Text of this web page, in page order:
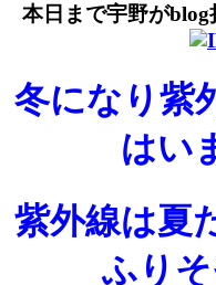
本日まで宇野がblog
冬になり紫
はい
紫外線は夏
ふり